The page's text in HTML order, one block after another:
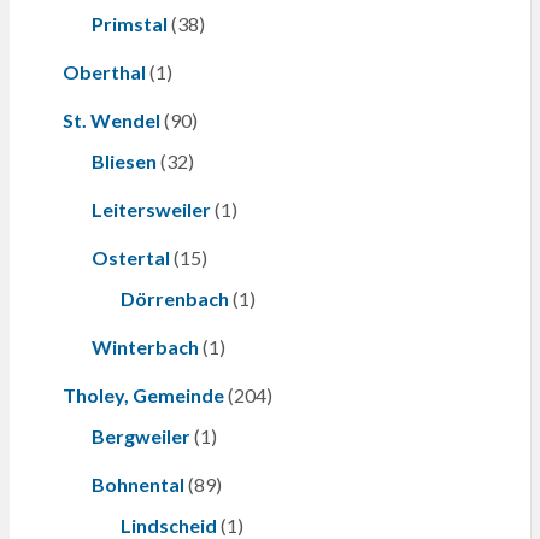
Primstal (38)
Oberthal (1)
St. Wendel (90)
Bliesen (32)
Leitersweiler(1)
Ostertal (15)
Dörrenbach (1)
Winterbach (1)
Tholey, Gemeinde(204)
Bergweiler(1)
Bohnental (89)
Lindscheid (1)